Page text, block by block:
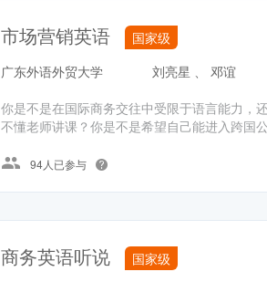
市场营销英语 国家级
广东外语外贸大学
刘亮星 、 邓谊
你是不是在国际商务交往中受限于语言能力，
不懂老师讲课？你是不是希望自己能进入跨国
94人已参与
商务英语听说 国家级